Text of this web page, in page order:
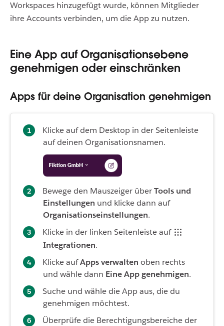
Workspaces hinzugefügt wurde, können Mitglieder
ihre Accounts verbinden, um die App zu nutzen.
Eine App auf Organisationsebene
genehmigen oder einschränken
Apps für deine Organisation genehmigen
Klicke auf dem Desktop in der Seitenleiste
auf deinen Organisationsnamen.
Bewege den Mauszeiger überTools und
Einstellungen und klicke dann auf
Organisationseinstellungen.
Klicke in der linken Seitenleiste auf
Integrationen.
Klicke aufApps verwalten oben rechts
und wähle dann Eine App genehmigen.
Suche und wähle die App aus, die du
genehmigen möchtest.
Überprüfe die Berechtigungsbereiche der